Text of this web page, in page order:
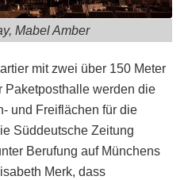
Mabel Amber
mit zwei über 150 Meter
Paketposthalle werden die
und Freiflächen für die
Süddeutsche Zeitung
Berufung auf Münchens
Merk, dass